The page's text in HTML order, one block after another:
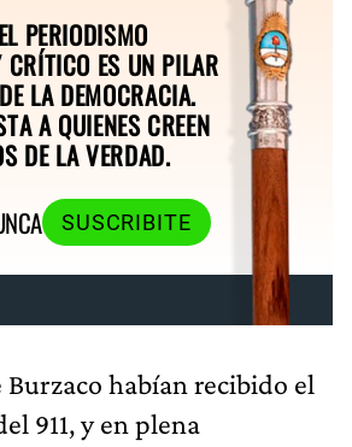
PERIODISMO
CRÍTICO ES UN PILAR
LA DEMOCRACIA.
A QUIENES CREEN
DE LA VERDAD.
SUSCRIBITE
Burzaco habían recibido el
911, y en plena